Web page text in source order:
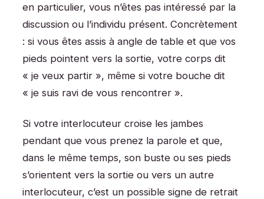
en particulier, vous n’êtes pas intéressé par la
discussion ou l’individu présent. Concrètement
: si vous êtes assis à angle de table et que vos
pieds pointent vers la sortie, votre corps dit
« je veux partir », même si votre bouche dit
« je suis ravi de vous rencontrer ».
Si votre interlocuteur croise les jambes
pendant que vous prenez la parole et que,
dans le même temps, son buste ou ses pieds
s’orientent vers la sortie ou vers un autre
interlocuteur, c’est un possible signe de retrait